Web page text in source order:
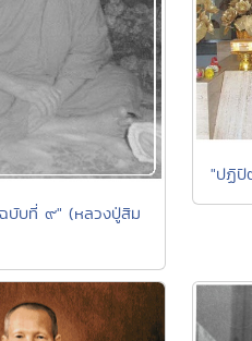
บับที่ ๙" (หลวงปู่สิม
"ปฏิปั